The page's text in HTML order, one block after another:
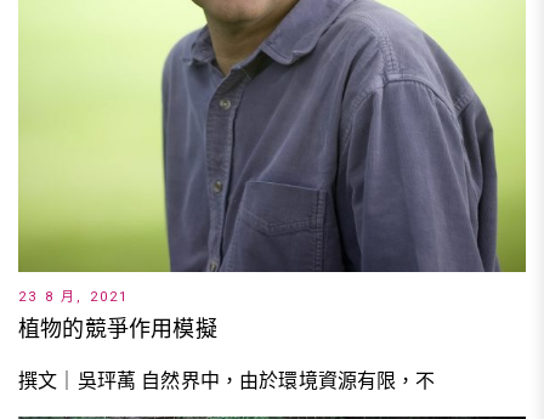
23 8 月, 2021
植物的競爭作用模擬
撰文｜吳玶萭 自然界中，由於環境資源有限，不